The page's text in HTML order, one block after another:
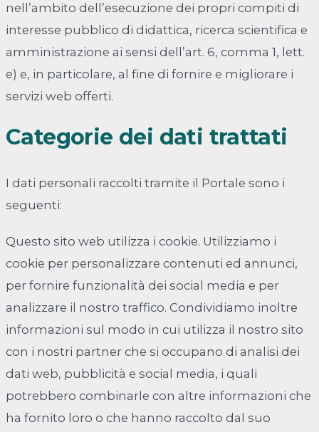
nell’ambito dell’esecuzione dei propri compiti di
interesse pubblico di didattica, ricerca scientifica e
amministrazione ai sensi dell’art. 6, comma 1, lett.
e) e, in particolare, al fine di fornire e migliorare i
servizi web offerti.
Categorie dei dati trattati
I dati personali raccolti tramite il Portale sono i
seguenti:
Questo sito web utilizza i cookie. Utilizziamo i
cookie per personalizzare contenuti ed annunci,
per fornire funzionalità dei social media e per
analizzare il nostro traffico. Condividiamo inoltre
informazioni sul modo in cui utilizza il nostro sito
con i nostri partner che si occupano di analisi dei
dati web, pubblicità e social media, i quali
potrebbero combinarle con altre informazioni che
ha fornito loro o che hanno raccolto dal suo